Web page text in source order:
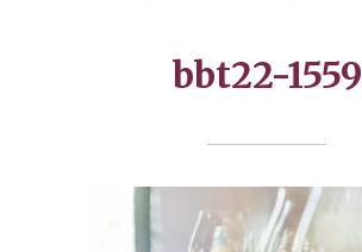
bbt22-1559